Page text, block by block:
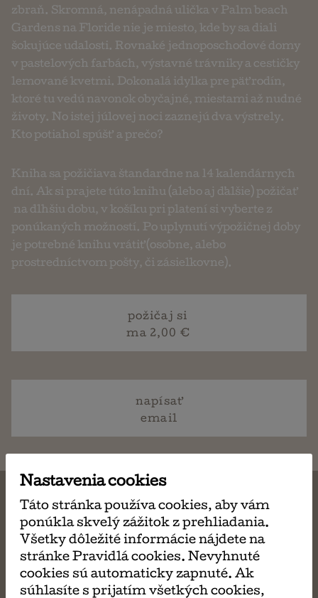
zbraň. Skromná, nenápadná ulička v Palm beach
Gardens na Floride nie je miesto, kde by sa diali
šokujúce udalosti. Rovnaké jednoposchodové domy
v pastelových farbách, výstavné trávniky a cestičky
lemované kvetmi. Dokonalá idylka pre päť rodín,
ktoré tu vedú navonok obyčajné, miestami až nudné
životy. No istej júlovej noci zaznejú dva výstrely.
Kto potiahol spúšť a prečo?
Kniha sa požičiava štandardne na 14 kalendárnych
dní. Ak si prajete túto knihu (alebo aj ďalšie) požičať
na dlhšiu dobu, v košíku pri platení si vyberte z
ponúkaných možností. Po uplynutí výpožičnej doby
je potrebné knihu vrátiť (osobne, alebo
prostredníctvom pošty, či zásielkovne).
požičaj si
ma 2,00 €
napísať
email
MÔŽE SA VÁM TIEŽ
PÁČIŤ
Nastavenia cookies
Táto stránka používa cookies, aby vám
ponúkla skvelý zážitok z prehliadania.
Všetky dôležité informácie nájdete na
stránke Pravidlá cookies. Nevyhnuté
cookies sú automaticky zapnuté. Ak
súhlasíte s prijatím všetkých cookies,